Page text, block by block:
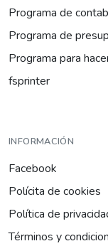
Programa de
Programa de
Programa para
fsprinter
INFORMACIÓN
Facebook
Polícita de cookies
Política de
Términos y